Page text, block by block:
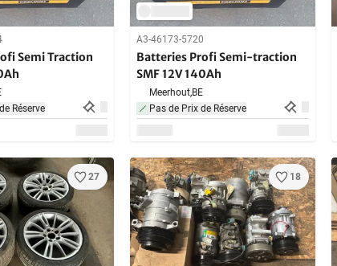
Semi Traction
Réserve
A3-46173-5720
Batteries Profi Semi-traction
SMF 12V 140Ah
Meerhout,BE
Pas de Prix de Réserve
27 18